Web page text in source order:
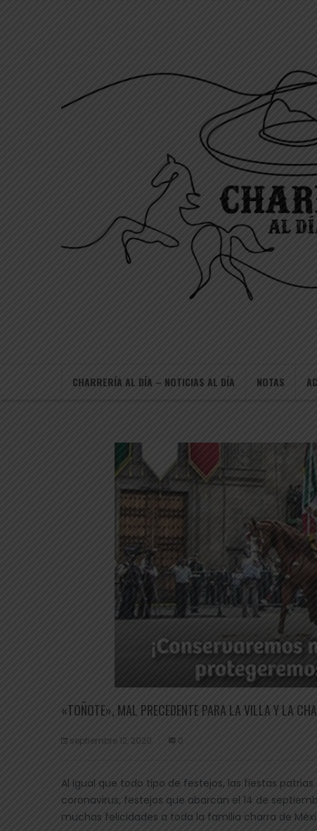
CHARRERÍA AL DÍA – NOTICIAS AL DÍA NOTAS
«TOÑOTE», MAL PRECEDENTE PARA LA VILLA Y LA
septiembre 12, 2020 0
Al igual que todo tipo de festejos, las fiestas
coronavirus, festejos que abarcan el 14 de
muchas felicidades a toda la familia charra de